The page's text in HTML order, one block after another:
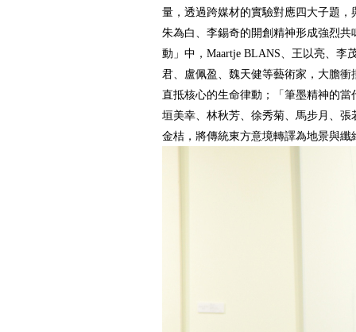
量，透過跨媒材的實驗對應四大子題
朱為白、李錫奇的開創精神形成強烈
動」中，Maartje BLANS、王以亮、李
君、盧佩盈、魏天健等藝術家，大膽
直抵核心的生命律動；「筆墨精神的
垣美幸、林秋芳、徐秀菊、馬步月、
金桔，將傳統東方意境轉譯為地景與纖